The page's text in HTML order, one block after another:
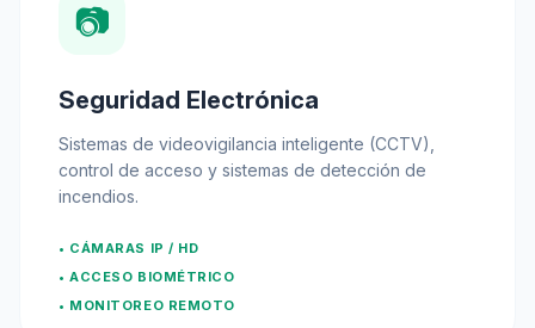
📷
Seguridad Electrónica
Sistemas de videovigilancia inteligente (CCTV),
control de acceso y sistemas de detección de
incendios.
• CÁMARAS IP / HD
• ACCESO BIOMÉTRICO
• MONITOREO REMOTO